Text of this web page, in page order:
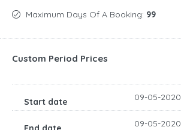
Maximum Days Of A Booking: 99
Custom Period Prices
09-05-2020
09-05-2020